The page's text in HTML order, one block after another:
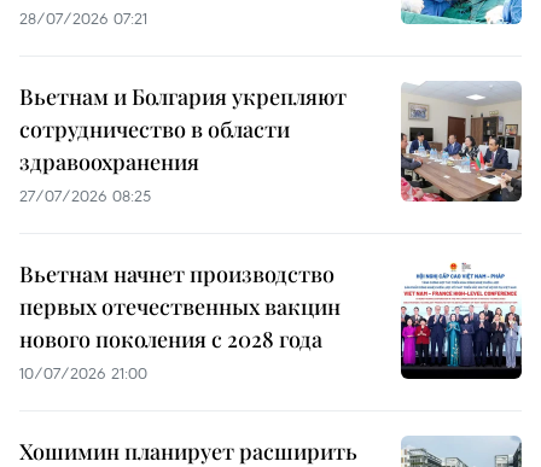
28/07/2026 07:21
Вьетнам и Болгария укрепляют
сотрудничество в области
здравоохранения
27/07/2026 08:25
Вьетнам начнет производство
первых отечественных вакцин
нового поколения с 2028 года
10/07/2026 21:00
Хошимин планирует расширить